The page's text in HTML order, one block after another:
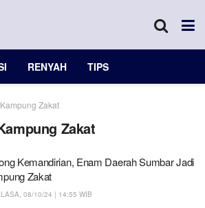
RENYAH TIPS
Zakat
Zakat
Kemandirian, Enam Daerah Sumbar Jadi
Zakat
08/10/24 | 14:55 WIB